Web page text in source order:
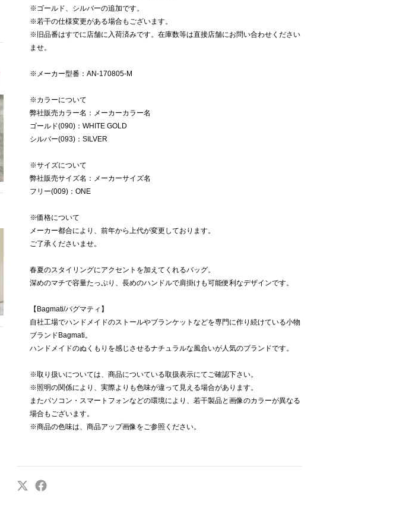
※ゴールド、シルバーの追加です。
※若干の仕様変更がある場合もございます。
※旧品番はすでに店舗に入荷済みです。在庫数等は直接店舗にお問い合わせください
ませ。
※メーカー型番：AN-170805-M
※カラーについて
弊社販売カラー名：メーカーカラー名
ゴールド(090)：WHITE GOLD
シルバー(093)：SILVER
※サイズについて
弊社販売サイズ名：メーカーサイズ名
フリー(009)：ONE
※価格について
メーカー都合により、前年から上代が変更しております。
ご了承くださいませ。
春夏のスタイリングにアクセントを加えてくれるバッグ。
深めのマチで容量たっぷり、長めのハンドルで肩掛けも可能便利なデザインです。
【Bagmati/バグマティ】
自社工場でハンドメイドのストールやブランケットなどを専門に作り続けている小物
ブランドBagmati。
ハンドメイドのぬくもりを感じさせるナチュラルな風合いが人気のブランドです。
※取り扱いについては、商品についている取扱表示にてご確認下さい。
※照明の関係により、実際よりも色味が違って見える場合があります。
またパソコン・スマートフォンなどの環境により、若干製品と画像のカラーが異なる
場合もございます。
※商品の色味は、商品アップ画像をご参照ください。